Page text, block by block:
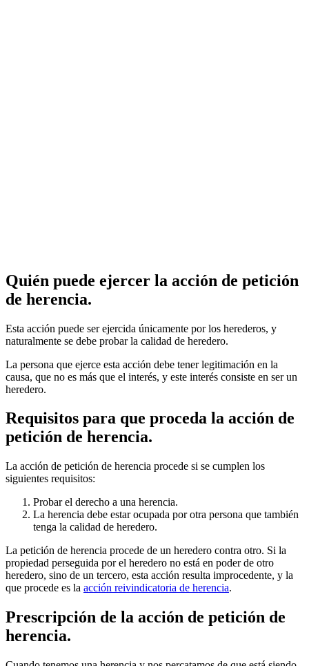
Quién puede ejercer la acción de petición
de herencia.
Esta acción puede ser ejercida únicamente por los herederos, y
naturalmente se debe probar la calidad de heredero.
La persona que ejerce esta acción debe tener legitimación en la
causa, que no es más que el interés, y este interés consiste en ser un
heredero.
Requisitos para que proceda la acción de
petición de herencia.
La acción de petición de herencia procede si se cumplen los
siguientes requisitos:
Probar el derecho a una herencia.
La herencia debe estar ocupada por otra persona que también
tenga la calidad de heredero.
La petición de herencia procede de un heredero contra otro. Si la
propiedad perseguida por el heredero no está en poder de otro
heredero, sino de un tercero, esta acción resulta improcedente, y la
que procede es la acción reivindicatoria de herencia.
Prescripción de la acción de petición de
herencia.